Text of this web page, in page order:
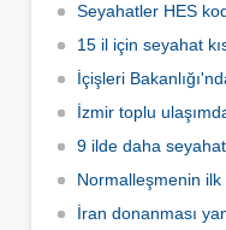
Seyahatler HES
15 il için seyahat
İçişleri
İzmir toplu
9 ilde daha seyahat
Normalleşmenin
İran donanması